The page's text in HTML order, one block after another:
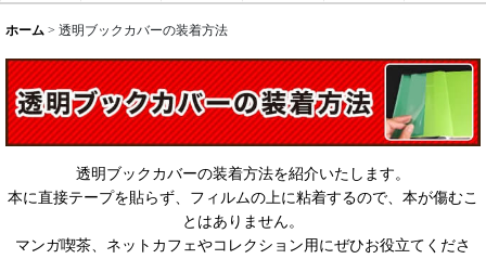
ホーム > 透明ブックカバーの装着方法
透明ブックカバーの装着方法を紹介いたします。
本に直接テープを貼らず、フィルムの上に粘着するので、本が傷むこ
とはありません。
マンガ喫茶、ネットカフェやコレクション用にぜひお役立てくださ